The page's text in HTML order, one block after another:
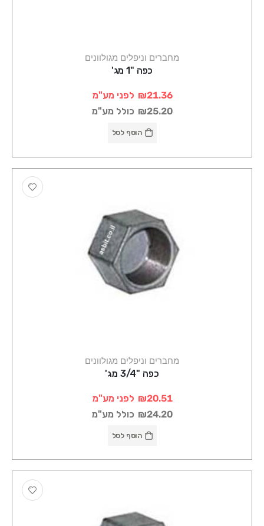
מחברים וניפלים מגולוונים
כפה "1 מג'
₪21.36 לפני מע"מ
₪25.20 כולל מע"מ
הוסף לסל
מחברים וניפלים מגולוונים
כפה "3/4 מג'
₪20.51 לפני מע"מ
₪24.20 כולל מע"מ
הוסף לסל